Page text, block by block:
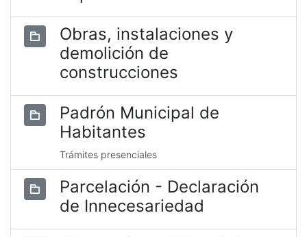
Obras, instalaciones y
demolición de
construcciones
Padrón Municipal de
Habitantes
Trámites presenciales
Parcelación - Declaración
de Innecesariedad